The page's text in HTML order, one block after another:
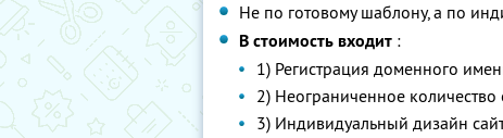
Не по готовому шаблону, а по
В стоимость входит :
1) Регистрация доменного
2) Неограниченное
3) Индивидуальный дизайн